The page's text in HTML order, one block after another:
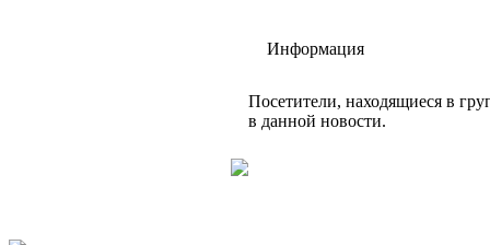
Информация
Посетители, находящиеся в
в данной новости.